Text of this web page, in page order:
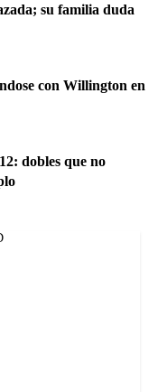
su familia duda
con Willington en
dobles que no